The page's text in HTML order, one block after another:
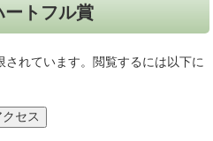
トフル賞
れています。閲覧するには以下に